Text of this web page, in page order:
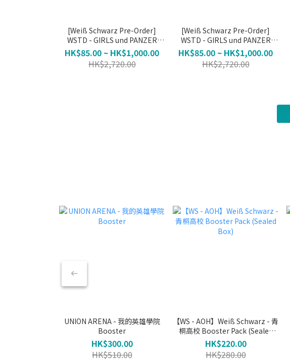
[Weiß Schwarz Pre-Order]
WSTD - GIRLS und PANZER
Oarai Joshi Gakuen (Allocation
Not Guaranteed)
HK$85.00 ~ HK$1,000.00
HK$2,720.00
[Weiß Schwarz Pre-Order]
WSTD - GIRLS und PANZER
Mugen Kidohai (Allocation Not
Guaranteed)
HK$85.00 ~ HK$1,000.00
HK$2,720.00
UNION ARENA - 我的英雄學院
Booster
HK$300.00
HK$510.00
【WS - AOH】Weiß Schwarz - 青
桐高校 Booster Pack (Sealed
Box)
HK$220.00
HK$280.00